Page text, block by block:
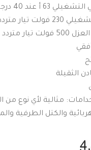
أ عند 40 درجة مئوية
متردد ف / ن
للمواصفة
الثقيلة
مثالية لأي نوع من
والكتل الطرفية